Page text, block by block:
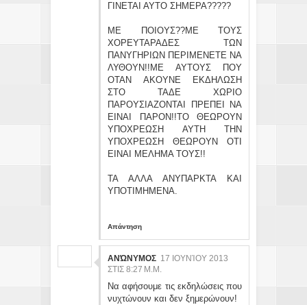
ΓΙΝΕΤΑΙ ΑΥΤΟ ΣΗΜΕΡΑ?????
ΜΕ ΠΟΙΟΥΣ??ΜΕ ΤΟΥΣ
ΧΟΡΕΥΤΑΡΑΔΕΣ ΤΩΝ
ΠΑΝΥΓΗΡΙΩΝ ΠΕΡΙΜΕΝΕΤΕ ΝΑ
ΛΥΘΟΥΝ!!ΜΕ ΑΥΤΟΥΣ ΠΟΥ
ΟΤΑΝ ΑΚΟΥΝΕ ΕΚΔΗΛΩΣΗ
ΣΤΟ ΤΑΔΕ ΧΩΡΙΟ
ΠΑΡΟΥΣΙΑΖΟΝΤΑΙ ΠΡΕΠΕΙ ΝΑ
ΕΙΝΑΙ ΠΑΡΟΝ!!ΤΟ ΘΕΩΡΟΥΝ
ΥΠΟΧΡΕΩΣΗ ΑΥΤΗ ΤΗΝ
ΥΠΟΧΡΕΩΣΗ ΘΕΩΡΟΥΝ ΟΤΙ
ΕΙΝΑΙ ΜΕΛΗΜΑ ΤΟΥΣ!!
ΤΑ ΑΛΛΑ ΑΝΥΠΑΡΚΤΑ ΚΑΙ
ΥΠΟΤΙΜΗΜΕΝΑ.
Απάντηση
ΑΝΏΝΥΜΟΣ 17 ΙΟΥΝΊΟΥ 2013
ΣΤΙΣ 8:27 Μ.Μ.
Να αφήσουμε τις εκδηλώσεις που
νυχτώνουν και δεν ξημερώνουν!